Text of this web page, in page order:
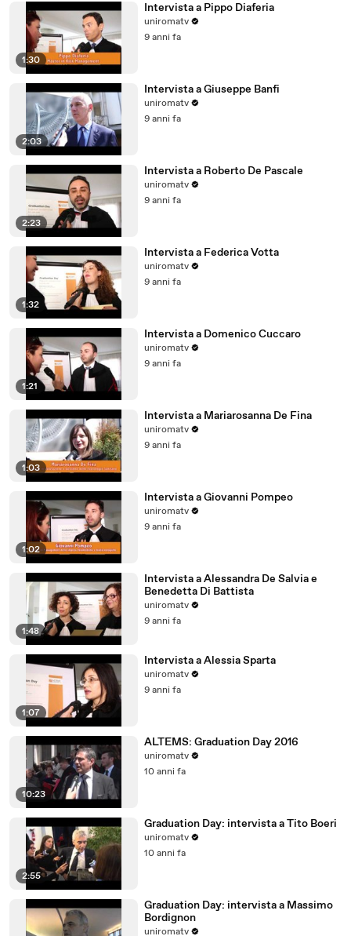
1:30
Intervista a Pippo Diaferia
uniromatv
9 anni fa
2:03
Intervista a Giuseppe Banfi
uniromatv
9 anni fa
2:23
Intervista a Roberto De Pascale
uniromatv
9 anni fa
1:32
Intervista a Federica Votta
uniromatv
9 anni fa
1:21
Intervista a Domenico Cuccaro
uniromatv
9 anni fa
1:03
Intervista a Mariarosanna De Fina
uniromatv
9 anni fa
1:02
Intervista a Giovanni Pompeo
uniromatv
9 anni fa
1:48
Intervista a Alessandra De Salvia e
Benedetta Di Battista
uniromatv
9 anni fa
1:07
Intervista a Alessia Sparta
uniromatv
9 anni fa
10:23
ALTEMS: Graduation Day 2016
uniromatv
10 anni fa
2:55
Graduation Day: intervista a Tito Boeri
uniromatv
10 anni fa
Graduation Day: intervista a Massimo
Bordignon
uniromatv